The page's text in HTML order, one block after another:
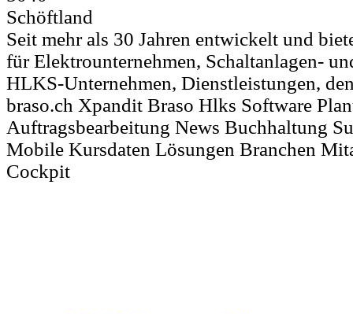
Schöftland
Seit mehr als 30 Jahren entwickelt und
für Elektrounternehmen, Schaltanlagen-
HLKS-Unternehmen, Dienstleistungen,
braso.ch Xpandit Braso Hlks Software
Auftragsbearbeitung News Buchhaltung
Mobile Kursdaten Lösungen Branchen
Cockpit